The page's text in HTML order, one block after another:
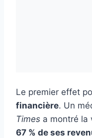
Le premier effet
financière. Un
Times a montré la
67 % de ses